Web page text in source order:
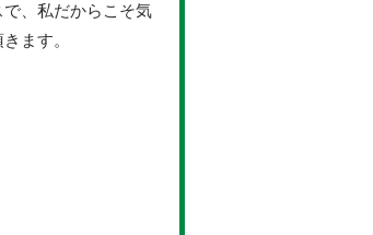
、私だからこそ気
ます。